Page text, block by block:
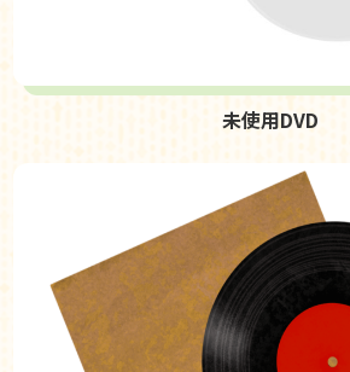
未使用DVD